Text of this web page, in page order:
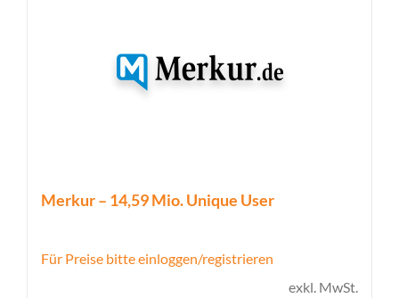
Merkur – 14,59 Mio. Unique User
Für Preise bitte einloggen/registrieren
exkl. MwSt.